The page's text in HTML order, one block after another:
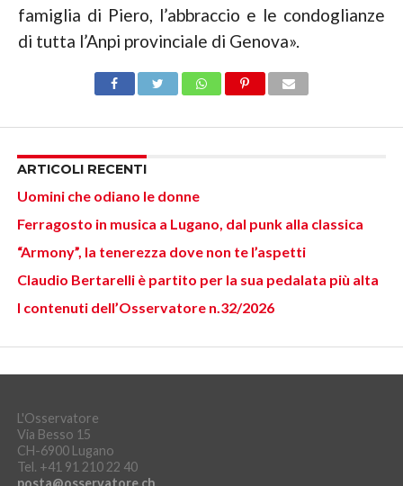
famiglia di Piero, l’abbraccio e le condoglianze
di tutta l’Anpi provinciale di Genova».
ARTICOLI RECENTI
Uomini che odiano le donne
Ferragosto in musica a Lugano, dal punk alla classica
“Armony”, la tenerezza dove non te l’aspetti
Claudio Bertarelli è partito per la sua pedalata più alta
I contenuti dell’Osservatore n.32/2026
L'Osservatore
Via Besso 15
CH-6900 Lugano
Tel. +41 91 210 22 40
posta@osservatore.ch